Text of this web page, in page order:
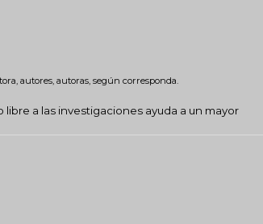
autores, autoras, según corresponda.
a las investigaciones ayuda a un mayor